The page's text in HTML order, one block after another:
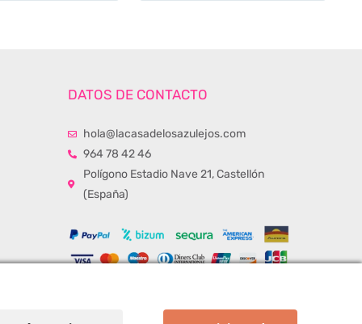
DATOS DE CONTACTO
hola@lacasadelosazulejos.com
964 78 42 46
Polígono Estadio Nave 21, Castellón
(España)